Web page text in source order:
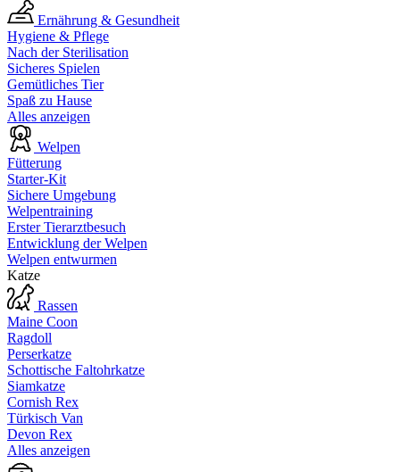
Ernährung & Gesundheit
Hygiene & Pflege
Nach der Sterilisation
Sicheres Spielen
Gemütliches Tier
Spaß zu Hause
Alles anzeigen
Welpen
Fütterung
Starter-Kit
Sichere Umgebung
Welpentraining
Erster Tierarztbesuch
Entwicklung der Welpen
Welpen entwurmen
Katze
Rassen
Maine Coon
Ragdoll
Perserkatze
Schottische Faltohrkatze
Siamkatze
Cornish Rex
Türkisch Van
Devon Rex
Alles anzeigen